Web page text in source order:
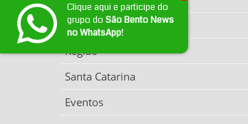
Notícias
Região
Santa Catarina
Eventos
Clique aqui e participe do
grupo do São Bento News
no WhatsApp!